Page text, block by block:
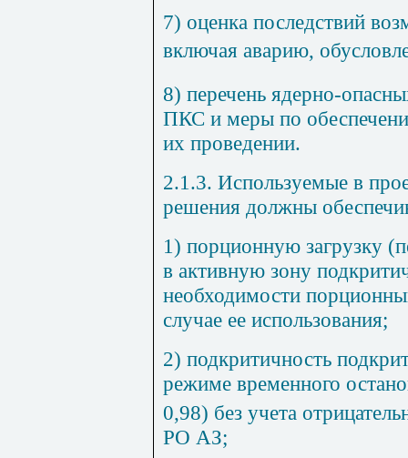
7) оценка последствий
включая аварию,
8) перечень ядерно-
ПКС и меры по
их проведении.
2.1.3. Используемые в
решения должны
1) порционную загрузку
в активную зону
необходимости
случае ее использования;
2) подкритичность
режиме временного
0,98) без учета
РО AЗ;